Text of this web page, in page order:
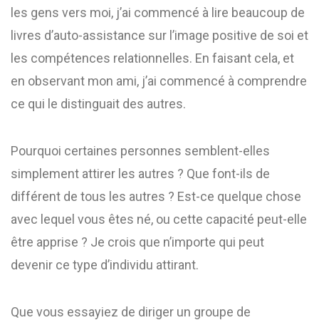
les gens vers moi, j’ai commencé à lire beaucoup de
livres d’auto-assistance sur l’image positive de soi et
les compétences relationnelles. En faisant cela, et
en observant mon ami, j’ai commencé à comprendre
ce qui le distinguait des autres.
Pourquoi certaines personnes semblent-elles
simplement attirer les autres ? Que font-ils de
différent de tous les autres ? Est-ce quelque chose
avec lequel vous êtes né, ou cette capacité peut-elle
être apprise ? Je crois que n’importe qui peut
devenir ce type d’individu attirant.
Que vous essayiez de diriger un groupe de